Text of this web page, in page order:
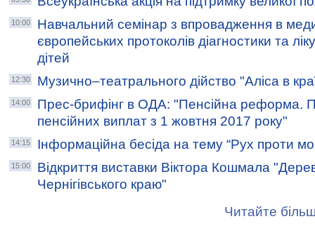
10:00
Навчальний семінар з впровадження в
європейських протоколів діагностики та
дітей
12:30 Музично–театрального дійство "Аліса в
14:00
Прес-брифінг в ОДА: "Пенсійна реформа.
пенсійних виплат з 1 жовтня 2017 року"
14:15 Інформаційна бесіда на тему “Рух проти
15:00
Відкриття виставки Віктора Кошмала
Чернігівського краю"
Читайте